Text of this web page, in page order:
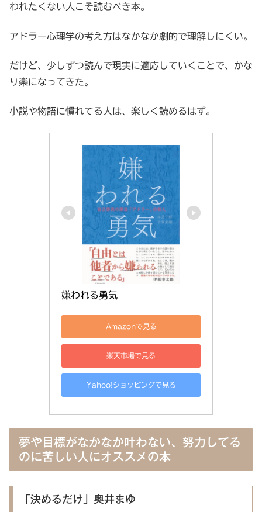
われたくない人こそ読むべき本。
アドラー心理学の考え方はなかなか劇的で理解しにくい。
だけど、少しずつ読んで現実に適応していくことで、かな
り楽になってきた。
小説や物語に慣れてる人は、楽しく読めるはず。
嫌われる勇気
Amazonで見る
楽天市場で見る
Yahoo!ショッピングで見る
夢や目標がなかなか叶わない、努力してる
のに苦しい人にオススメの本
「決めるだけ」奥井まゆ